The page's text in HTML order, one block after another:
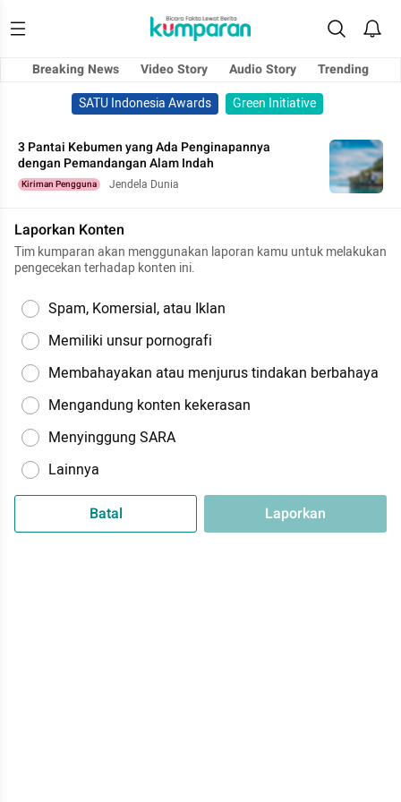
Breaking News Video Story Audio Story
Trending
SATU Indonesia Awards
Green Initiative
3 Pantai Kebumen yang Ada Penginapannya
dengan Pemandangan Alam Indah
Kiriman Pengguna Jendela Dunia
Laporkan Konten
Tim kumparan akan menggunakan laporan kamu untuk melakukan
pengecekan terhadap konten ini.
Spam, Komersial, atau Iklan
Memiliki unsur pornografi
Membahayakan atau menjurus tindakan berbahaya
Mengandung konten kekerasan
Menyinggung SARA
Lainnya
Batal Laporkan